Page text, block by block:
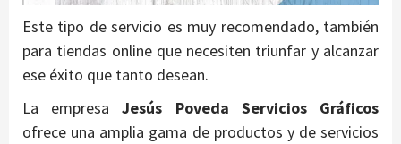
Este tipo de servicio es muy recomendado, también
para tiendas online que necesiten triunfar y alcanzar
ese éxito que tanto desean.
La empresaJesús Poveda Servicios Gráficos
ofrece una amplia gama de productos y de servicios